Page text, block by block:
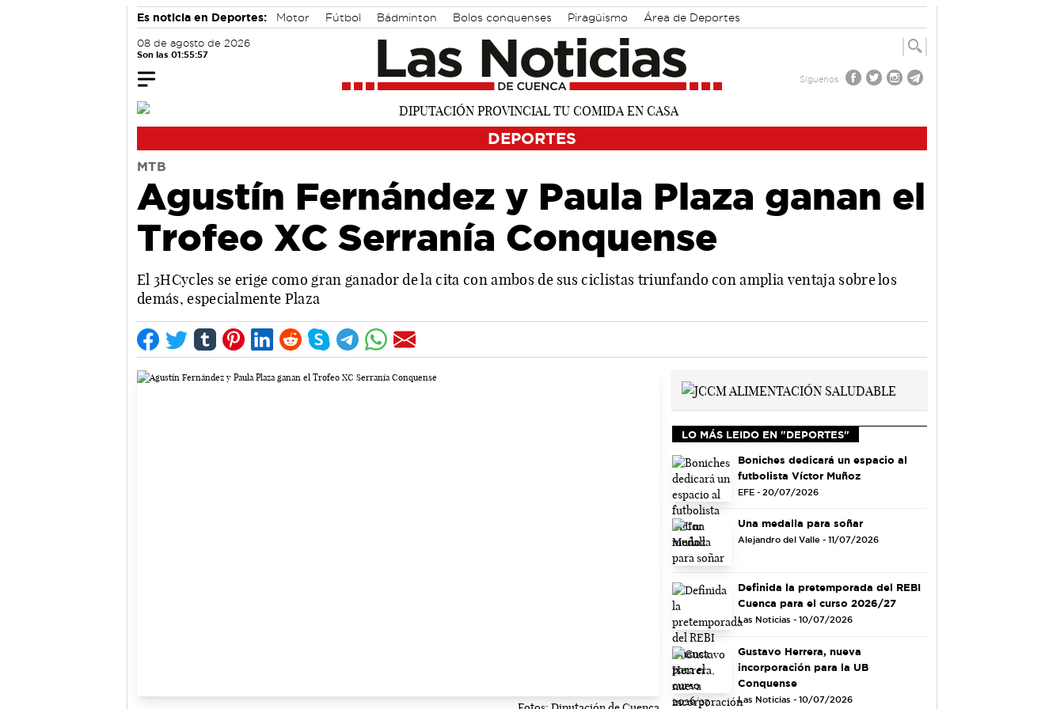
Es noticia en Deportes: Motor Fútbol Bádminton Bolos conquenses Piragüismo Área de Deportes
08 de agosto de 2026
Son las 01:55:58
Síguenos
DEPORTES
MTB
Agustín Fernández y Paula Plaza ganan el
Trofeo XC Serranía Conquense
El 3HCycles se erige como gran ganador de la cita con ambos de sus ciclistas triunfando con amplia ventaja sobre los
demás, especialmente Plaza
LO MÁS LEIDO EN "DEPORTES"
Boniches dedicará un espacio al
futbolista Víctor Muñoz
EFE - 20/07/2026
Una medalla para soñar
Alejandro del Valle - 11/07/2026
Definida la pretemporada del REBI
Cuenca para el curso 2026/27
Las Noticias - 10/07/2026
Gustavo Herrera, nueva
incorporación para la UB
Conquense
Las Noticias - 10/07/2026